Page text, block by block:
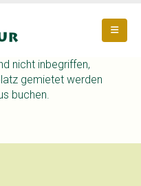
nicht inbegriffen,
gemietet werden
buchen.